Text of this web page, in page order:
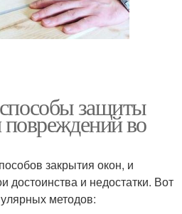
защиты
во
закрытия окон, и
достоинства и недостатки. Вот
методов: